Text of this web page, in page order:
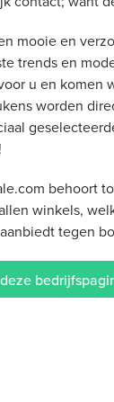
mooie en
trends en
u en komen
worden
behoort
winkels,
tegen